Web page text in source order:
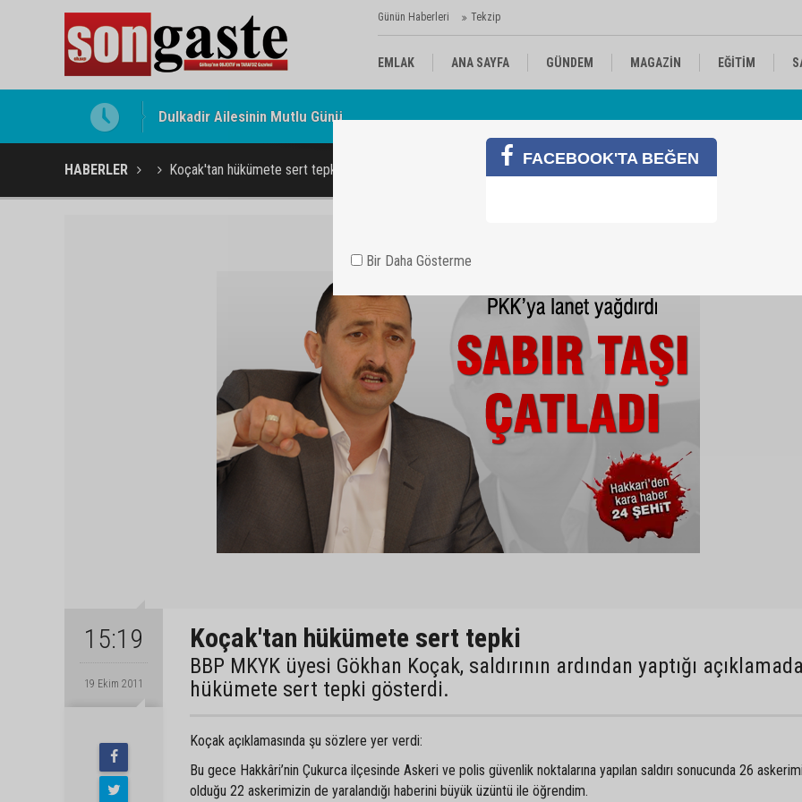
Günün Haberleri Tekzip
EMLAK ANA SAYFA GÜNDEM MAGAZİN EĞİTİM
Gölbaşı Esnafının Sesi Ankara Kalkınma Ajansı'nda
HABERLER Koçak'tan hükümete sert tepki
15:19
19 Ekim 2011
Koçak'tan hükümete sert tepki
BBP MKYK üyesi Gökhan Koçak, saldırının ardından yaptığı açıklamada
hükümete sert tepki gösterdi.
Koçak açıklamasında şu sözlere yer verdi:
Bu gece Hakkâri’nin Çukurca ilçesinde Askeri ve polis güvenlik noktalarına yapılan saldırı sonucunda 26
olduğu 22 askerimizin de yaralandığı haberini büyük üzüntü ile öğrendim.
FACEBOOK'TA BEĞEN
Bir Daha Gösterme